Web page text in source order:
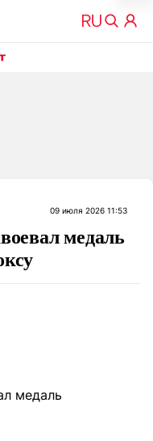
09 июля 2026 11:53
медаль